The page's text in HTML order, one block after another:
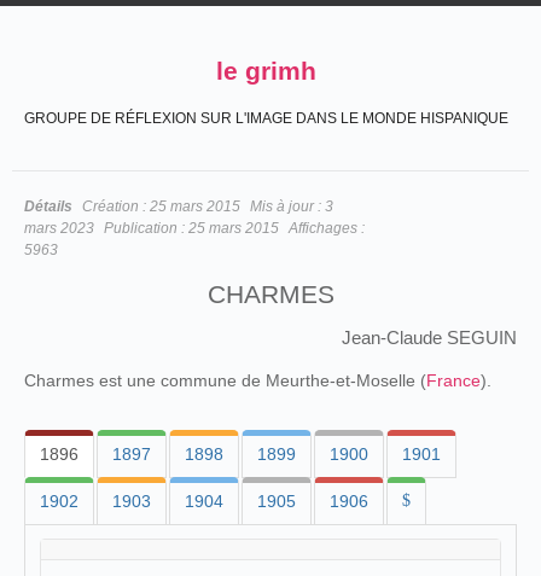
le grimh
GROUPE DE RÉFLEXION SUR L'IMAGE DANS LE MONDE HISPANIQUE
Détails Création : 25 mars 2015 Mis à jour : 3
mars 2023 Publication : 25 mars 2015 Affichages :
5963
CHARMES
Jean-Claude SEGUIN
Charmes est une commune de Meurthe-et-Moselle (France).
1896 1897 1898 1899 1900 1901
1902 1903 1904 1905 1906 $